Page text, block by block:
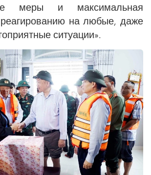
меры и максимальная
реагированию на любые, даже
ситуации».